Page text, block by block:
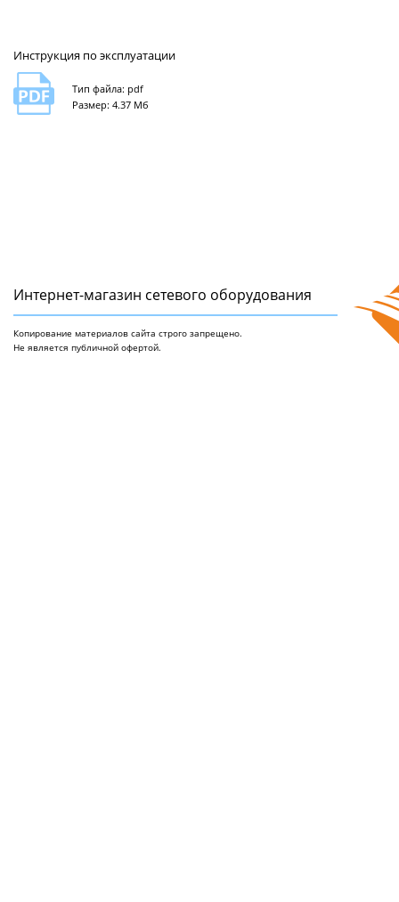
Инструкция по эксплуатации
Тип файла: pdf
Размер: 4.37 Мб
Интернет-магазин сетeвого оборудования
Копирование материалов сайта строго запрещено.
Не является публичной офертой.